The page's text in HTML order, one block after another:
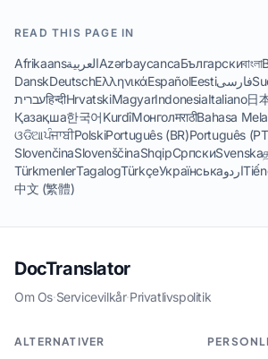
READ THIS PAGE IN
AfrikaansالعربيةAzərbaycancaБългарскиবাংলা
DanskDeutschΕλληνικάEspañolEestiفارسی
עבריתहिन्दीHrvatskiMagyarIndonesiaItaliano日
Қазақша한국어KurdîМонголमराठीBahasa
ଓଡିଆਪੰਜਾਬੀPolskiPortuguês (BR)Português
SlovenčinaSlovenščinaShqipСрпскиSvenska
TürkmenlerTagalogTürkçeУкраїнськаاردو
中文 (繁體)
DocTranslator
Om Os·Servicevilkår·Privatlivspolitik
ALTERNATIVER